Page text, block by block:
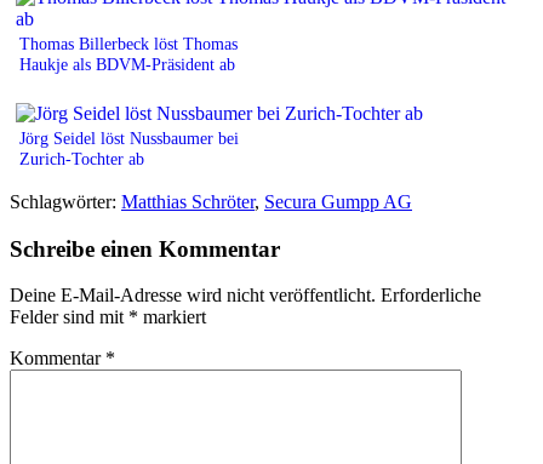
Thomas Billerbeck löst Thomas
Haukje als BDVM-Präsident ab
Jörg Seidel löst Nussbaumer bei
Zurich-Tochter ab
Schlagwörter: Matthias Schröter, Secura Gumpp AG
Schreibe einen Kommentar
Deine E-Mail-Adresse wird nicht veröffentlicht. Erforderliche
Felder sind mit * markiert
Kommentar *